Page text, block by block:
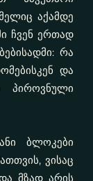
აქამდე
ჩვენ ერთად
რა
და
ბლოკები
ვისაც
მზად არის